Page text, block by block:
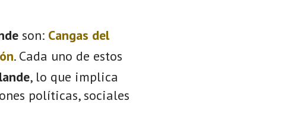
son: Cangas del
. Cada uno de estos
, lo que implica
políticas, sociales